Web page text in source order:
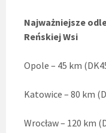
Najważniejsze
Reńskiej Wsi
Opole – 45 km
Katowice – 80 km
Wrocław – 120 km